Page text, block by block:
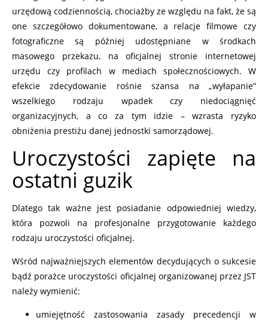
urzędową codziennością, chociażby ze względu na fakt, że są
one szczegółowo dokumentowane, a relacje filmowe czy
fotograficzne są później udostępniane w środkach
masowego przekazu, na oficjalnej stronie internetowej
urzędu czy profilach w mediach społecznościowych. W
efekcie zdecydowanie rośnie szansa na „wyłapanie”
wszelkiego rodzaju wpadek czy niedociągnięć
organizacyjnych, a co za tym idzie – wzrasta ryzyko
obniżenia prestiżu danej jednostki samorządowej.
Uroczystości zapięte na
ostatni guzik
Dlatego tak ważne jest posiadanie odpowiedniej wiedzy,
która pozwoli na profesjonalne przygotowanie każdego
rodzaju uroczystości oficjalnej.
Wśród najważniejszych elementów decydujących o sukcesie
bądź porażce uroczystości oficjalnej organizowanej przez JST
należy wymienić:
umiejętność zastosowania zasady precedencji w